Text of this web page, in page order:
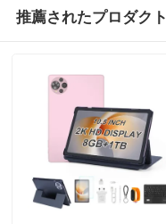
ホーム
推薦されたプロダクト